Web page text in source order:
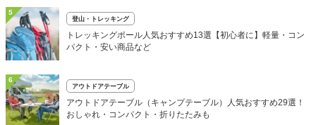
5
登山・トレッキング
トレッキングポール人気おすすめ13選【初心者に】軽量・コン
パクト・安い商品など
6
アウトドアテーブル
アウトドアテーブル（キャンプテーブル）人気おすすめ29選！
おしゃれ・コンパクト・折りたたみも